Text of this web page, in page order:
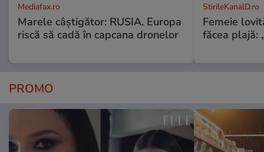
Mediafax.ro
Marele câștigător: RUSIA. Europa
riscă să cadă în capcana dronelor
StirileKanalD.ro
Femeie
făcea plajă:
PROMO